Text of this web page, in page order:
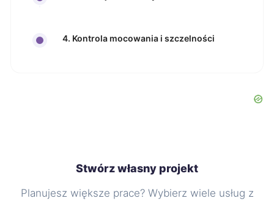
4. Kontrola mocowania i szczelności
Stwórz własny projekt
Planujesz większe prace? Wybierz wiele usług z